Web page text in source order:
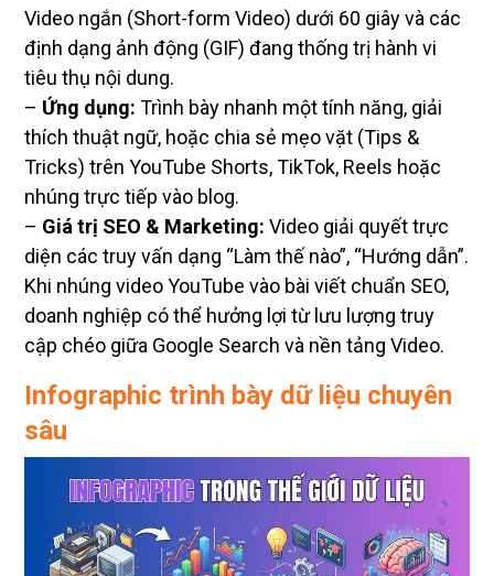
Video ngắn (Short-form Video) dưới 60 giây và các
định dạng ảnh động (GIF) đang thống trị hành vi
tiêu thụ nội dung.
– Ứng dụng: Trình bày nhanh một tính năng, giải
thích thuật ngữ, hoặc chia sẻ mẹo vặt (Tips &
Tricks) trên YouTube Shorts, TikTok, Reels hoặc
nhúng trực tiếp vào blog.
– Giá trị SEO & Marketing: Video giải quyết trực
diện các truy vấn dạng “Làm thế nào”, “Hướng dẫn”.
Khi nhúng video YouTube vào bài viết chuẩn SEO,
doanh nghiệp có thể hưởng lợi từ lưu lượng truy
cập chéo giữa Google Search và nền tảng Video.
Infographic trình bày dữ liệu chuyên
sâu